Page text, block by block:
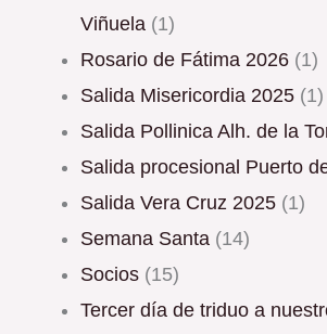
Viñuela (1)
Rosario de Fátima 2026 (1)
Salida Misericordia 2025 (1)
Salida Pollinica Alh. de la
Salida procesional Puerto
Salida Vera Cruz 2025 (1)
Semana Santa (14)
Socios (15)
Tercer día de triduo a nuestros santos